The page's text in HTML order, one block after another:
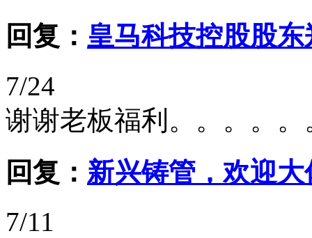
回复： 皇马科技控股股
7/24
谢谢老板福利。。。。。
回复： 新兴铸管，欢迎大
7/11